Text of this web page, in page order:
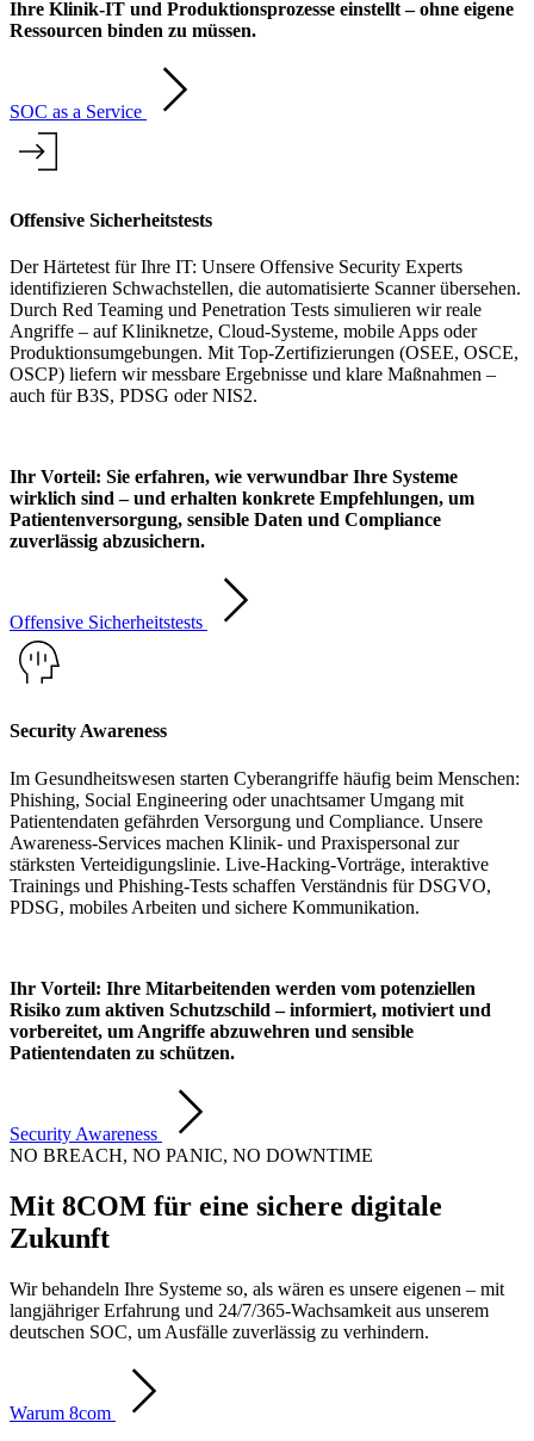
Ihre Klinik-IT und Produktionsprozesse einstellt – ohne eigene
Ressourcen binden zu müssen.
SOC as a Service
Offensive Sicherheitstests
Der Härtetest für Ihre IT: Unsere Offensive Security Experts
identifizieren Schwachstellen, die automatisierte Scanner übersehen.
Durch Red Teaming und Penetration Tests simulieren wir reale
Angriffe – auf Kliniknetze, Cloud-Systeme, mobile Apps oder
Produktionsumgebungen. Mit Top-Zertifizierungen (OSEE, OSCE,
OSCP) liefern wir messbare Ergebnisse und klare Maßnahmen –
auch für B3S, PDSG oder NIS2.
Ihr Vorteil: Sie erfahren, wie verwundbar Ihre Systeme
wirklich sind – und erhalten konkrete Empfehlungen, um
Patientenversorgung, sensible Daten und Compliance
zuverlässig abzusichern.
Offensive Sicherheitstests
Security Awareness
Im Gesundheitswesen starten Cyberangriffe häufig beim Menschen:
Phishing, Social Engineering oder unachtsamer Umgang mit
Patientendaten gefährden Versorgung und Compliance. Unsere
Awareness-Services machen Klinik- und Praxispersonal zur
stärksten Verteidigungslinie. Live-Hacking-Vorträge, interaktive
Trainings und Phishing-Tests schaffen Verständnis für DSGVO,
PDSG, mobiles Arbeiten und sichere Kommunikation.
Ihr Vorteil: Ihre Mitarbeitenden werden vom potenziellen
Risiko zum aktiven Schutzschild – informiert, motiviert und
vorbereitet, um Angriffe abzuwehren und sensible
Patientendaten zu schützen.
Security Awareness
NO BREACH, NO PANIC, NO DOWNTIME
Mit 8COM für eine sichere digitale
Zukunft
Wir behandeln Ihre Systeme so, als wären es unsere eigenen – mit
langjähriger Erfahrung und 24/7/365-Wachsamkeit aus unserem
deutschen SOC, um Ausfälle zuverlässig zu verhindern.
Warum 8com